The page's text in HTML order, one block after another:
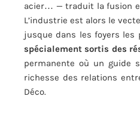
acier… — traduit la fusion
L’industrie est alors le
jusque dans les foyers les
spécialement sortis des
permanente où un guide
richesse des relations
Déco.